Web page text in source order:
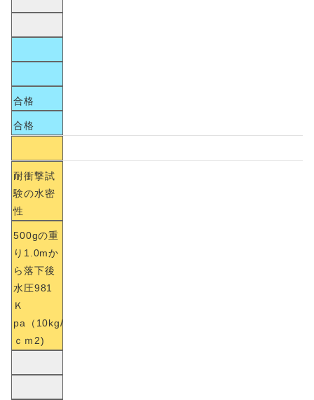
合格
合格
耐衝撃試
験の水密
性
500gの重
り1.0mか
ら落下後
水圧981
Ｋ
pa（10kg/
ｃｍ2)